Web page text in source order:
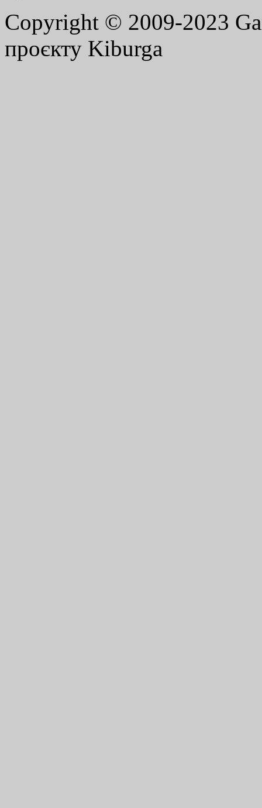
Copyright © 2009-2023
проєкту Kiburga